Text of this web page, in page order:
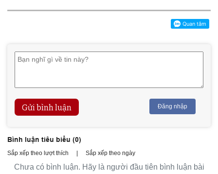
Gửi bình luận Đăng nhập
Bình luận tiêu biểu (0)
Sắp xếp theo lượt thích Sắp xếp theo ngày
Chưa có bình luận. Hãy là người đầu tiên bình luận bài